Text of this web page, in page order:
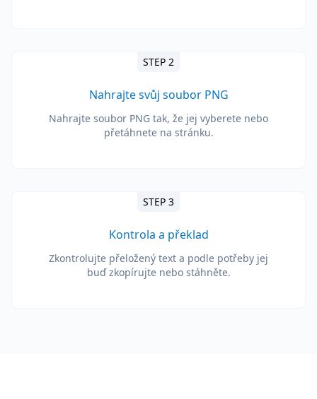
STEP 2
Nahrajte svůj soubor PNG
Nahrajte soubor PNG tak, že jej vyberete nebo
přetáhnete na stránku.
STEP 3
Kontrola a překlad
Zkontrolujte přeložený text a podle potřeby jej
buď zkopírujte nebo stáhněte.